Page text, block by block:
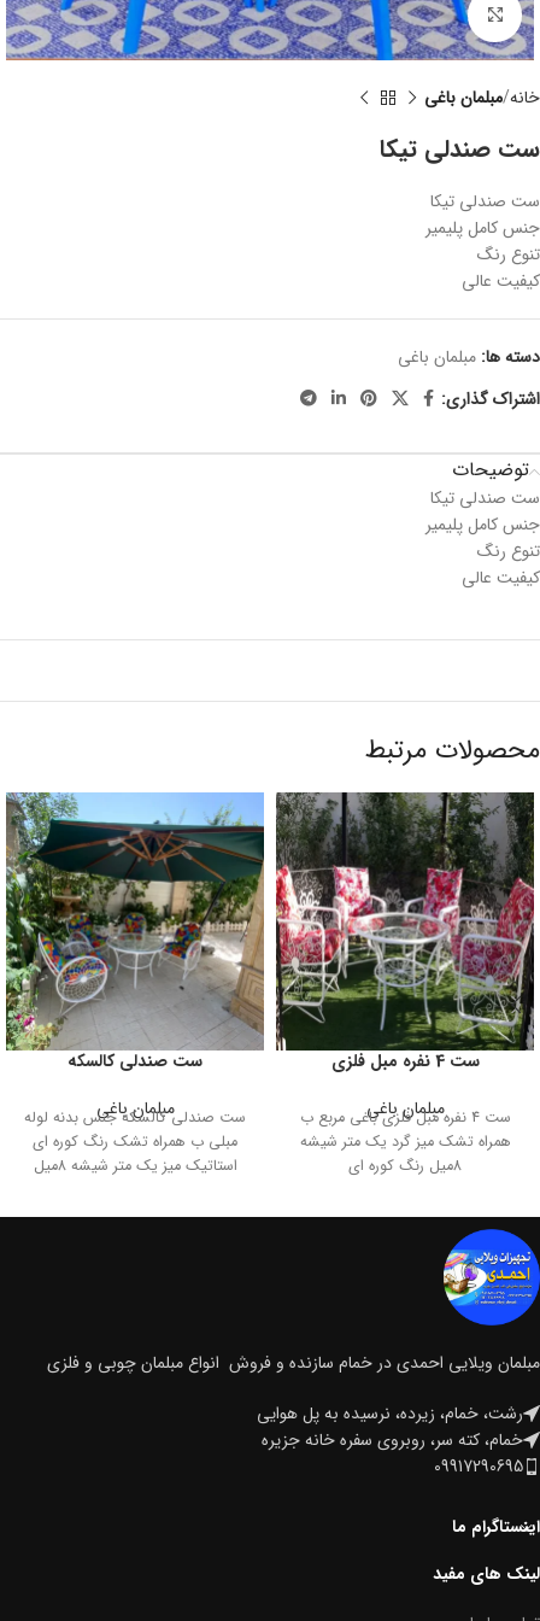
برای بزرگنمایی کلیک کنید
خانه مبلمان باغی
ست صندلی تیکا
ست صندلی تیکا
جنس کامل پلیمیر
تنوع رنگ
کیفیت عالی
دسته ها: مبلمان باغی
اشتراک گذاری:
توضیحات
ست صندلی تیکا
جنس کامل پلیمیر
تنوع رنگ
کیفیت عالی
محصولات مرتبط
ست 4 نفره مبل فلزی
مبلمان باغی
ست 4 نفره مبل فلزی باغی مربع ب
همراه تشک میز گرد یک متر شیشه
8میل رنگ کوره ای
ست صندلی کالسکه
مبلمان باغی
ست صندلی کالسکه جنس بدنه لوله
مبلی ب همراه تشک رنگ کوره ای
استاتیک میز یک متر شیشه 8میل
مبلمان ویلایی احمدی در خمام سازنده و فروش انواع مبلمان چوبی و فلزی
رشت، خمام، زیرده، نرسیده به پل هوایی
خمام، کته سر، روبروی سفره خانه جزیره
09917290695
اینستاگرام ما
لینک های مفید